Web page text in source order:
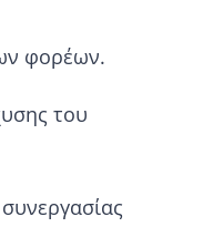
φορέων.
του